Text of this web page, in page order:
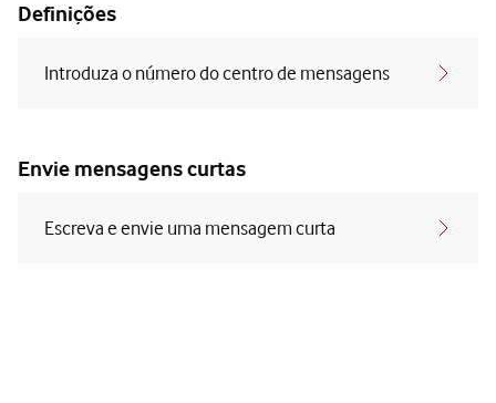
Definições
Introduza o número do centro de mensagens
Envie mensagens curtas
Escreva e envie uma mensagem curta